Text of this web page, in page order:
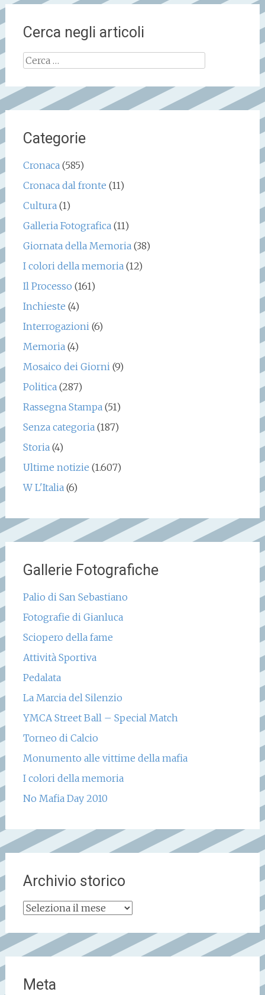
Cerca negli articoli
Ricerca
Categorie
Cronaca(585)
Cronaca dal fronte (11)
Cultura(1)
Galleria Fotografica(11)
Giornata della Memoria(38)
I colori della memoria(12)
Il Processo (161)
Inchieste (4)
Interrogazioni(6)
Memoria(4)
Mosaico dei Giorni(9)
Politica(287)
Rassegna Stampa(51)
Senza categoria(187)
Storia(4)
Ultime notizie (1.607)
W L'Italia(6)
Gallerie Fotografiche
Palio di San Sebastiano
Fotografie di Gianluca
Sciopero della fame
Attività Sportiva
Pedalata
La Marcia del Silenzio
YMCA Street Ball – Special Match
Torneo di Calcio
Monumento alle vittime della mafia
I colori della memoria
No Mafia Day 2010
Archivio storico
Archivio
Meta